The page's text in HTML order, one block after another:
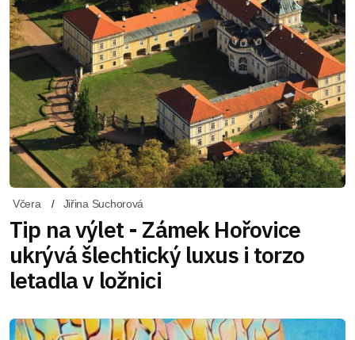
Včera Jiřina Suchorová
Tip na výlet - Zámek Hořovice
ukrývá šlechtický luxus i torzo
letadla v ložnici